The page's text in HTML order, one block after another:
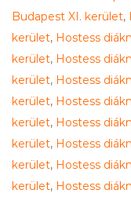
Budapest XI. kerület,
kerület, Hostess
kerület, Hostess
kerület, Hostess
kerület, Hostess
kerület, Hostess
kerület, Hostess
kerület, Hostess
kerület, Hostess